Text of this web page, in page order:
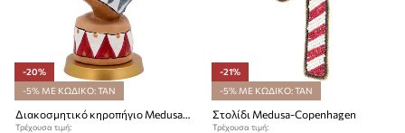
-20%
-5% ΜΕ ΚΩΔΙΚΟ: TAN
Τρέχουσα τιμή:
-21%
-5% ΜΕ ΚΩΔΙΚΟ: TAN
Στολίδι Medusa-Copenhagen
Τρέχουσα τιμή: